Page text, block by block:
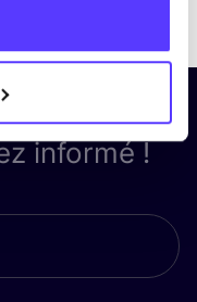
lettre
informé !